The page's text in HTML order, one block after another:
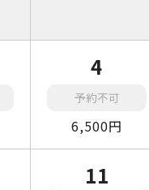
4
予約不可
6,500円
11